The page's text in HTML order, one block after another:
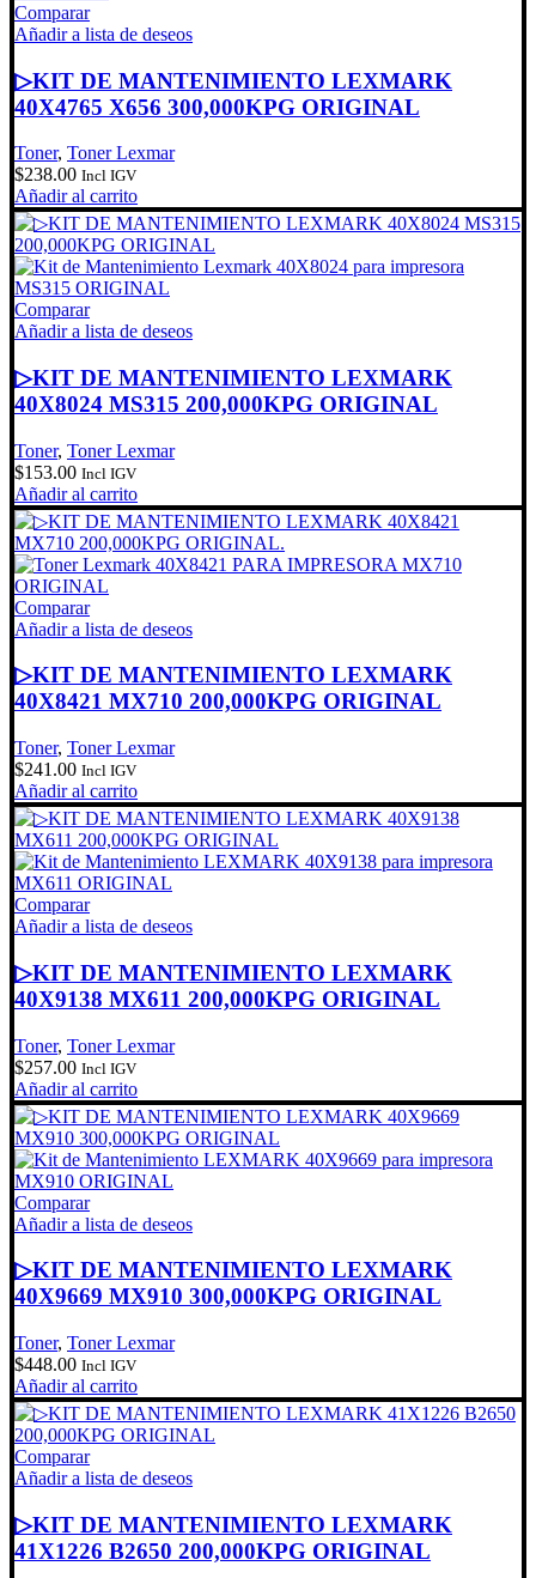
Comparar
Añadir a lista de deseos
▷KIT DE MANTENIMIENTO LEXMARK
40X4765 X656 300,000KPG ORIGINAL
Toner, Toner Lexmar
$238.00 Incl IGV
Añadir al carrito
Comparar
Añadir a lista de deseos
▷KIT DE MANTENIMIENTO LEXMARK
40X8024 MS315 200,000KPG ORIGINAL
Toner, Toner Lexmar
$153.00 Incl IGV
Añadir al carrito
Comparar
Añadir a lista de deseos
▷KIT DE MANTENIMIENTO LEXMARK
40X8421 MX710 200,000KPG ORIGINAL
Toner, Toner Lexmar
$241.00 Incl IGV
Añadir al carrito
Comparar
Añadir a lista de deseos
▷KIT DE MANTENIMIENTO LEXMARK
40X9138 MX611 200,000KPG ORIGINAL
Toner, Toner Lexmar
$257.00 Incl IGV
Añadir al carrito
Comparar
Añadir a lista de deseos
▷KIT DE MANTENIMIENTO LEXMARK
40X9669 MX910 300,000KPG ORIGINAL
Toner, Toner Lexmar
$448.00 Incl IGV
Añadir al carrito
Comparar
Añadir a lista de deseos
▷KIT DE MANTENIMIENTO LEXMARK
41X1226 B2650 200,000KPG ORIGINAL